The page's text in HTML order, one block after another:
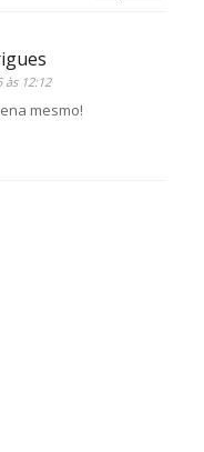
às 12:12
mesmo!